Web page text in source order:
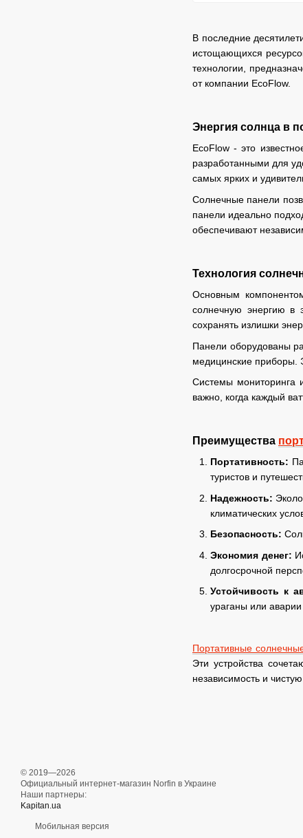
В последние
истощающихся
технологии,
от компании EcoFlow.
Энергия солнца в
EcoFlow - это
разработанными для
самых ярких и
Солнечные панели
панели идеально
обеспечивают
Технология
Основным
солнечную энергию в
сохранять излишки
Панели оборудованы
медицинские приборы.
Системы мониторинга
важно, когда каждый
Преимущества
Портативность:
туристов и
Надежность:
климатических
Безопасность:
Экономия денег:
долгосрочной
Устойчивость к
ураганы или
Портативные
Эти устройства
независимость и
© 2019—2026
Официальный интернет-магазин Norfin в Украине
Наши партнеры:
Kapitan.ua
Мобильная версия